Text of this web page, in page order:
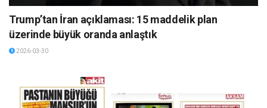
Trump’tan İran açıklaması: 15 maddelik plan
üzerinde büyük oranda anlaştık
2026-03-30